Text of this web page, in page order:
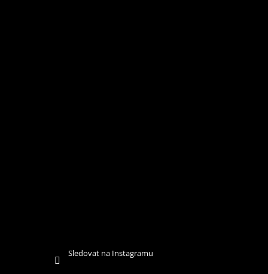
Sledovat na Instagramu